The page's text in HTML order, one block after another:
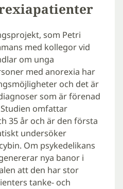
som Petri
med kollegor vid
om unga
med anorexia har
och det är
som är förenad
omfattar
35 år och är den första
undersöker
Om psykedelikans
nya banor i
att den har stor
tanke- och